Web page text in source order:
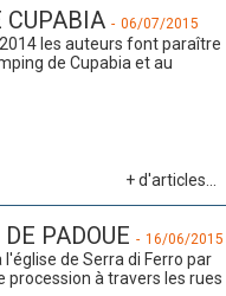
CUPABIA - 06/07/2015
les auteurs font paraître
de Cupabia et au
+ d'articles...
PADOUE - 16/06/2015
l'église de Serra di Ferro par
procession à travers les rues